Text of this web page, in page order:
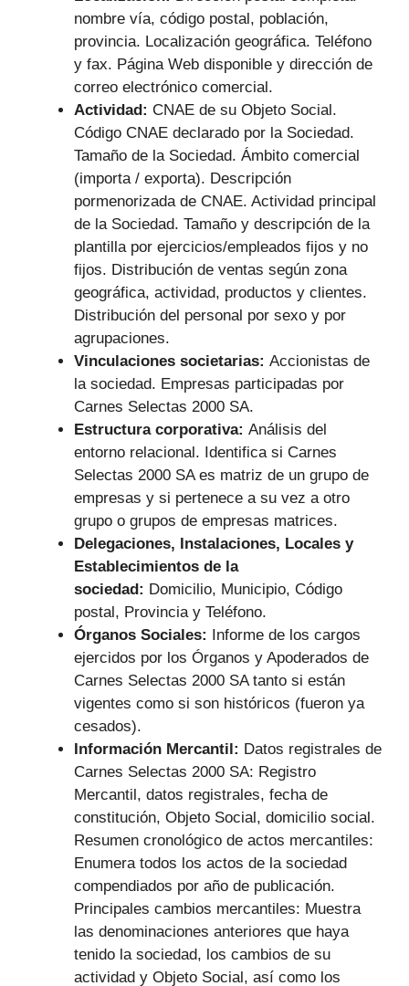
nombre vía, código postal, población,
provincia. Localización geográfica. Teléfono
y fax. Página Web disponible y dirección de
correo electrónico comercial.
Actividad: CNAE de su Objeto Social.
Código CNAE declarado por la Sociedad.
Tamaño de la Sociedad. Ámbito comercial
(importa / exporta). Descripción
pormenorizada de CNAE. Actividad principal
de la Sociedad. Tamaño y descripción de la
plantilla por ejercicios/empleados fijos y no
fijos. Distribución de ventas según zona
geográfica, actividad, productos y clientes.
Distribución del personal por sexo y por
agrupaciones.
Vinculaciones societarias: Accionistas de
la sociedad. Empresas participadas por
Carnes Selectas 2000 SA.
Estructura corporativa: Análisis del
entorno relacional. Identifica si Carnes
Selectas 2000 SA es matriz de un grupo de
empresas y si pertenece a su vez a otro
grupo o grupos de empresas matrices.
Delegaciones, Instalaciones, Locales y
Establecimientos de la
sociedad: Domicilio, Municipio, Código
postal, Provincia y Teléfono.
Órganos Sociales: Informe de los cargos
ejercidos por los Órganos y Apoderados de
Carnes Selectas 2000 SA tanto si están
vigentes como si son históricos (fueron ya
cesados).
Información Mercantil: Datos registrales de
Carnes Selectas 2000 SA: Registro
Mercantil, datos registrales, fecha de
constitución, Objeto Social, domicilio social.
Resumen cronológico de actos mercantiles:
Enumera todos los actos de la sociedad
compendiados por año de publicación.
Principales cambios mercantiles: Muestra
las denominaciones anteriores que haya
tenido la sociedad, los cambios de su
actividad y Objeto Social, así como los